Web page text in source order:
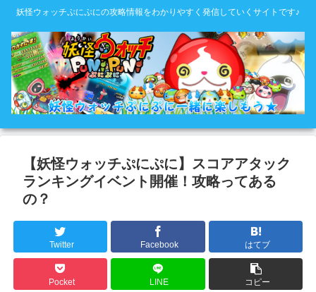
妖怪ウォッチぷにぷにの攻略情報をわかりやすく発信していくサイトです♪
【妖怪ウォッチぷにぷに】スコアアタック
ランキングイベント開催！攻略ってある
の？
Twitter Facebook はてブ
Pocket LINE コピー